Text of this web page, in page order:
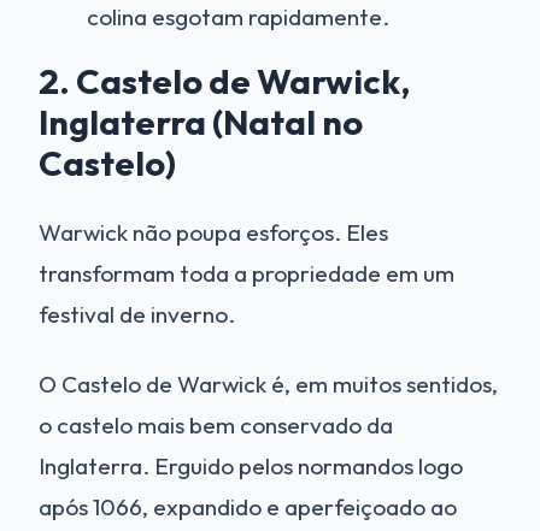
colina esgotam rapidamente.
2. Castelo de Warwick,
Inglaterra (Natal no
Castelo)
Warwick não poupa esforços. Eles
transformam toda a propriedade em um
festival de inverno.
O Castelo de Warwick é, em muitos sentidos,
o castelo mais bem conservado da
Inglaterra. Erguido pelos normandos logo
após 1066, expandido e aperfeiçoado ao